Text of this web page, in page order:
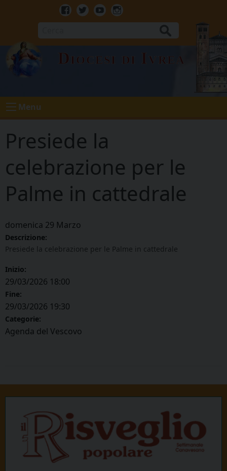
Facebook
TwitterYoutubeInstagram
Diocesi di Ivrea
Menu
Presiede la
celebrazione per le
Palme in cattedrale
domenica 29 Marzo
Descrizione:
Presiede la celebrazione per le Palme in cattedrale
Inizio:
29/03/2026 18:00
Fine:
29/03/2026 19:30
Categorie:
Agenda del Vescovo